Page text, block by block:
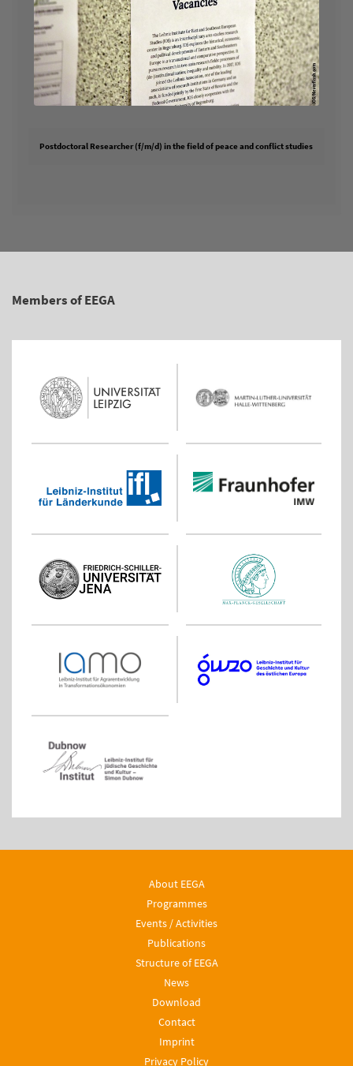
Postdoctoral Researcher (f/m/d) in the field of peace and conflict studies
Members of EEGA
About EEGA
Programmes
Events / Activities
Publications
Structure of EEGA
News
Download
Contact
Imprint
Privacy Policy